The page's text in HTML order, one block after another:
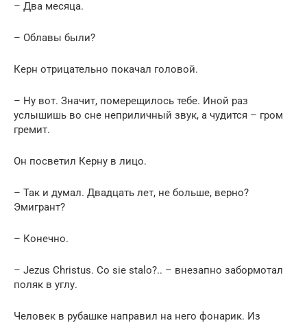
– Два месяца.
– Облавы были?
Керн отрицательно покачал головой.
– Ну вот. Значит, померещилось тебе. Иной раз
услышишь во сне неприличный звук, а чудится – гром
гремит.
Он посветил Керну в лицо.
– Так и думал. Двадцать лет, не больше, верно?
Эмигрант?
– Конечно.
– Jezus Christus. Со sie stalo?.. – внезапно забормотал
поляк в углу.
Человек в рубашке направил на него фонарик. Из